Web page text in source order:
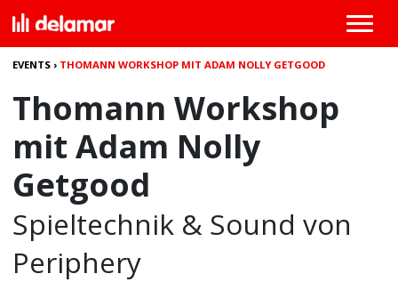
EVENTS › THOMANN WORKSHOP MIT ADAM NOLLY GETGOOD
Thomann Workshop
mit Adam Nolly
Getgood
Spieltechnik & Sound von
Periphery